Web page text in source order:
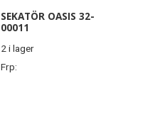
SEKATÖR OASIS 32-
00011
2 i lager
Frp: